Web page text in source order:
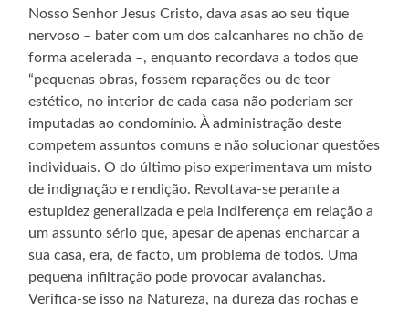
Nosso Senhor Jesus Cristo, dava asas ao seu tique
nervoso – bater com um dos calcanhares no chão de
forma acelerada –, enquanto recordava a todos que
“pequenas obras, fossem reparações ou de teor
estético, no interior de cada casa não poderiam ser
imputadas ao condomínio. À administração deste
competem assuntos comuns e não solucionar questões
individuais. O do último piso experimentava um misto
de indignação e rendição. Revoltava-se perante a
estupidez generalizada e pela indiferença em relação a
um assunto sério que, apesar de apenas encharcar a
sua casa, era, de facto, um problema de todos. Uma
pequena infiltração pode provocar avalanchas.
Verifica-se isso na Natureza, na dureza das rochas e